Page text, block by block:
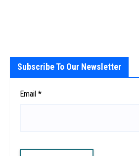
Subscribe To Our Newsletter
Email *